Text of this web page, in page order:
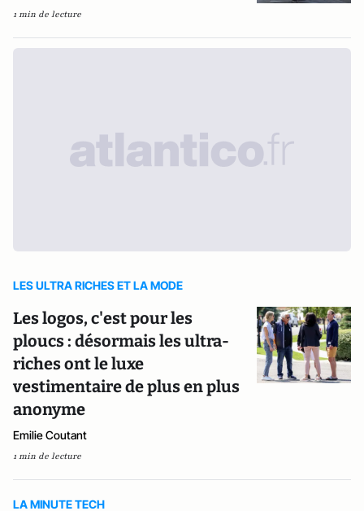
1 min de lecture
LES ULTRA RICHES ET LA MODE
Les logos, c'est pour les
ploucs : désormais les ultra-
riches ont le luxe
vestimentaire de plus en plus
anonyme
Emilie Coutant
1 min de lecture
LA MINUTE TECH